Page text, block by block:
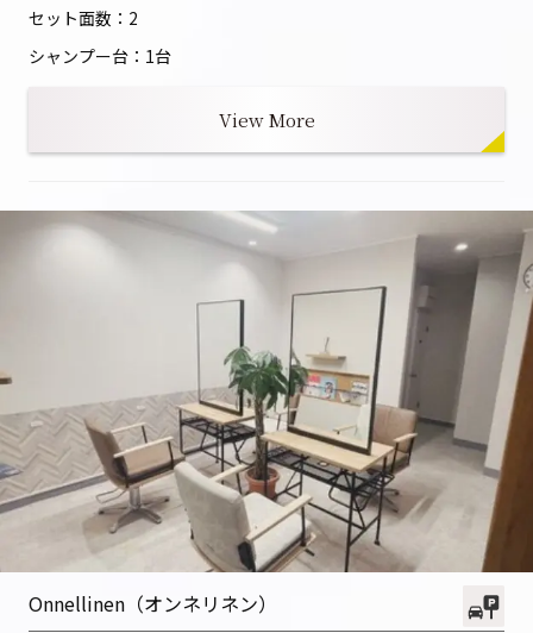
セット面数：2
シャンプー台：1台
View More
Onnellinen（オンネリネン）